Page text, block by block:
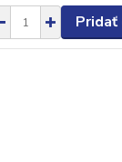
Pridať